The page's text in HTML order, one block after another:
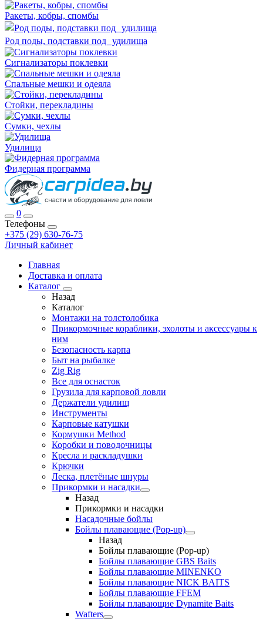
Ракеты, кобры, спомбы
Род поды, подставки под удилища
Сигнализаторы поклевки
Спальные мешки и одеяла
Стойки, перекладины
Сумки, чехлы
Удилища
Фидерная программа
0
Телефоны
+375 (29) 630-76-75
Личный кабинет
Главная
Доставка и оплата
Каталог
Назад
Каталог
Монтажи на толстолобика
Прикормочные кораблики, эхолоты и аксессуары к
ним
Безопасность карпа
Быт на рыбалке
Zig Rig
Все для оснасток
Грузила для карповой ловли
Держатели удилищ
Инструменты
Карповые катушки
Кормушки Method
Коробки и поводочницы
Кресла и раскладушки
Крючки
Леска, плетёные шнуры
Прикормки и насадки
Назад
Прикормки и насадки
Насадочные бойлы
Бойлы плавающие (Pop-up)
Назад
Бойлы плавающие (Pop-up)
Бойлы плавающие GBS Baits
Бойлы плавающие MINENKO
Бойлы плавающие NICK BAITS
Бойлы плавающие FFEM
Бойлы плавающие Dynamite Baits
Wafters